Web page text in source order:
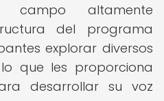
altamente
del programa
explorar diversos
que les proporciona
desarrollar su voz